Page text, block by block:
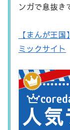
ンガで息抜き
【まんが王
ミックサイト